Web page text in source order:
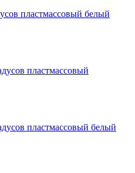
пластмассовый белый
пластмассовый
пластмассовый белый